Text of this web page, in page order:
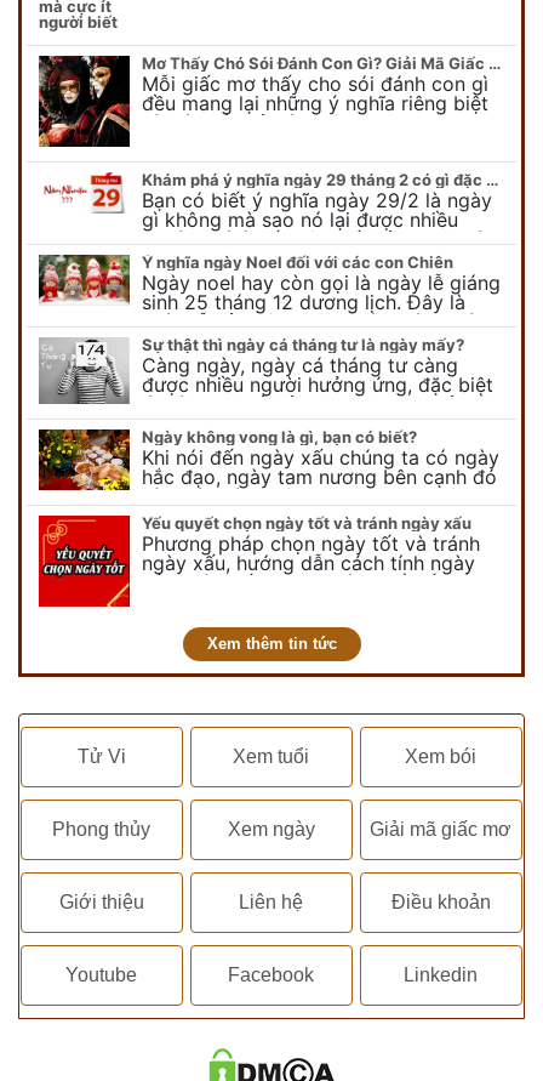
Mơ Thấy Chó Sói Đánh Con Gì? Giải Mã Giấc Mơ Bí Ẩn
Mỗi giấc mơ thấy cho sói đánh con gì
đều mang lại những ý nghĩa riêng biệt
và có thể phản ánh tâm trạng, suy nghĩ
Khám phá ý nghĩa ngày 29 tháng 2 có gì đặc biệt?
Bạn có biết ý nghĩa ngày 29/2 là ngày
gì không mà sao nó lại được nhiều
người chú ý đến vậy. Tất cả mọi người
đều cho rằng đây…
Ý nghĩa ngày Noel đối với các con Chiên
Ngày noel hay còn gọi là ngày lễ giáng
sinh 25 tháng 12 dương lịch. Đây là
ngày lễ của bên thiên chúa giáo, ngày
lễ thiên chúa giáng sinh,…
Sự thật thì ngày cá tháng tư là ngày mấy?
Càng ngày, ngày cá tháng tư càng
được nhiều người hưởng ứng, đặc biệt
là các bạn trẻ bởi họ sẽ nghĩ ra đủ trò
vui chơi, tinh nghịch, hài…
Ngày không vong là gì, bạn có biết?
Khi nói đến ngày xấu chúng ta có ngày
hắc đạo, ngày tam nương bên cạnh đó
còn có ngày không vong. Tuy nhiên khi
nói đến ngày không vong…
Yếu quyết chọn ngày tốt và tránh ngày xấu
Phương pháp chọn ngày tốt và tránh
ngày xấu, hướng dẫn cách tính ngày
tốt, ngày xấu trong tháng để tiến hành
Xem thêm tin tức
Tử Vi Xem tuổi Xem bói
Phong thủy Xem ngày Giải mã giấc mơ
Giới thiệu Liên hệ Điều khoản
Youtube Facebook Linkedin